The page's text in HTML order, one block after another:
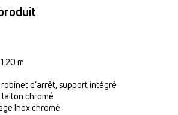
m
d’arrêt, support intégré
chromé
Inox chromé